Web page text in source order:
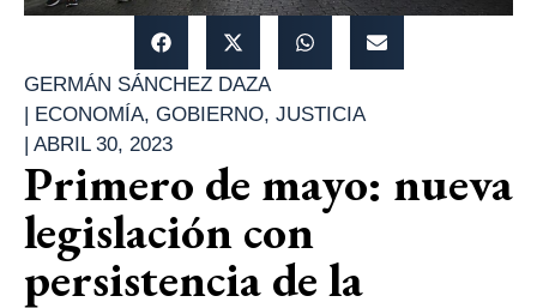
GERMÁN SÁNCHEZ DAZA
| ECONOMÍA, GOBIERNO, JUSTICIA
| ABRIL 30, 2023
Primero de mayo: nueva
legislación con
persistencia de la